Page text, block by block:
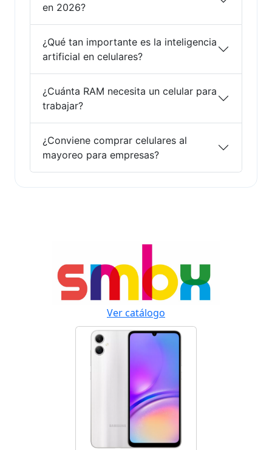
en 2026?
¿Qué tan importante es la inteligencia
artificial en celulares?
¿Cuánta RAM necesita un celular para
trabajar?
¿Conviene comprar celulares al
mayoreo para empresas?
Ver catálogo